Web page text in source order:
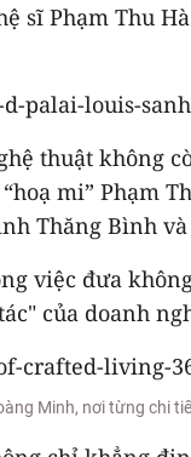
Phạm Thu
thuật không
mi” Phạm
Thăng Bình
việc đưa
của doanh
Minh, nơi từng